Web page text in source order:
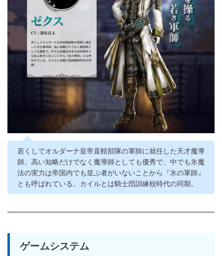
若くしてオルダーナ皇帝直轄部隊の軍師に就任した天才魔導
師。高い知略だけでなく魔導師としても優秀で、中でも氷魔
法の実力は帝国内でも並ぶ者がいないことから『氷の軍師』
とも呼ばれている。カイルとは騎士団訓練校時代の同期。
ゲームシステム